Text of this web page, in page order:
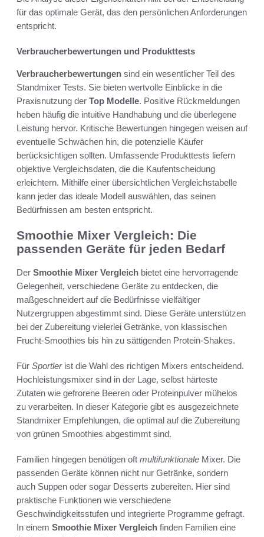
für das optimale Gerät, das den persönlichen Anforderungen
entspricht.
Verbraucherbewertungen und Produkttests
Verbraucherbewertungen sind ein wesentlicher Teil des
Standmixer Tests. Sie bieten wertvolle Einblicke in die
Praxisnutzung der Top Modelle. Positive Rückmeldungen
heben häufig die intuitive Handhabung und die überlegene
Leistung hervor. Kritische Bewertungen hingegen weisen auf
eventuelle Schwächen hin, die potenzielle Käufer
berücksichtigen sollten. Umfassende Produkttests liefern
objektive Vergleichsdaten, die die Kaufentscheidung
erleichtern. Mithilfe einer übersichtlichen Vergleichstabelle
kann jeder das ideale Modell auswählen, das seinen
Bedürfnissen am besten entspricht.
Smoothie Mixer Vergleich: Die
passenden Geräte für jeden Bedarf
Der Smoothie Mixer Vergleich bietet eine hervorragende
Gelegenheit, verschiedene Geräte zu entdecken, die
maßgeschneidert auf die Bedürfnisse vielfältiger
Nutzergruppen abgestimmt sind. Diese Geräte unterstützen
bei der Zubereitung vielerlei Getränke, von klassischen
Frucht-Smoothies bis hin zu sättigenden Protein-Shakes.
Für Sportlerist die Wahl des richtigen Mixers entscheidend.
Hochleistungsmixer sind in der Lage, selbst härteste
Zutaten wie gefrorene Beeren oder Proteinpulver mühelos
zu verarbeiten. In dieser Kategorie gibt es ausgezeichnete
Standmixer Empfehlungen, die optimal auf die Zubereitung
von grünen Smoothies abgestimmt sind.
Familien hingegen benötigen oft multifunktionale Mixer. Die
passenden Geräte können nicht nur Getränke, sondern
auch Suppen oder sogar Desserts zubereiten. Hier sind
praktische Funktionen wie verschiedene
Geschwindigkeitsstufen und integrierte Programme gefragt.
In einem Smoothie Mixer Vergleich finden Familien eine